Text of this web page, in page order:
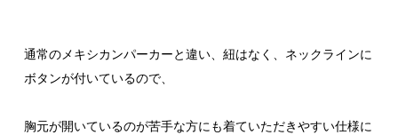
通常のメキシカンパーカーと違い、紐はなく、ネックラインに
ボタンが付いているので、
胸元が開いているのが苦手な方にも着ていただきやすい仕様に